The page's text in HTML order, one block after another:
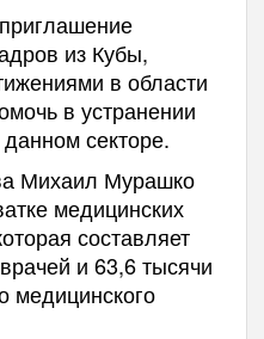
из Кубы,
в области
в устранении
секторе.
Михаил Мурашко
медицинских
составляет
и 63,6 тысячи
медицинского